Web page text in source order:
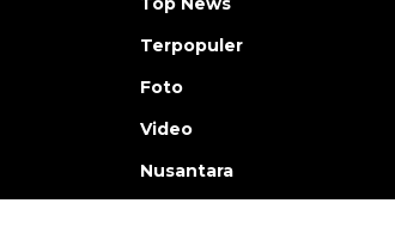
Terpopuler
Foto
Video
Nusantara